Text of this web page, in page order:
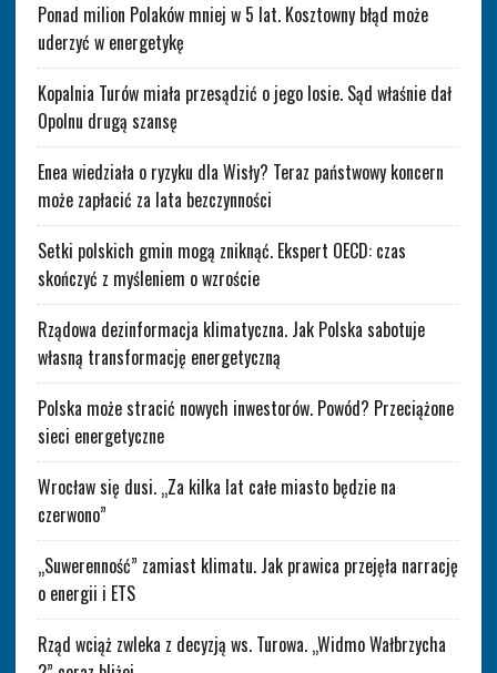
Ponad milion Polaków mniej w 5 lat. Kosztowny błąd może
uderzyć w energetykę
Kopalnia Turów miała przesądzić o jego losie. Sąd właśnie dał
Opolnu drugą szansę
Enea wiedziała o ryzyku dla Wisły? Teraz państwowy koncern
może zapłacić za lata bezczynności
Setki polskich gmin mogą zniknąć. Ekspert OECD: czas
skończyć z myśleniem o wzroście
Rządowa dezinformacja klimatyczna. Jak Polska sabotuje
własną transformację energetyczną
Polska może stracić nowych inwestorów. Powód? Przeciążone
sieci energetyczne
Wrocław się dusi. „Za kilka lat całe miasto będzie na
czerwono”
„Suwerenność” zamiast klimatu. Jak prawica przejęła narrację
o energii i ETS
Rząd wciąż zwleka z decyzją ws. Turowa. „Widmo Wałbrzycha